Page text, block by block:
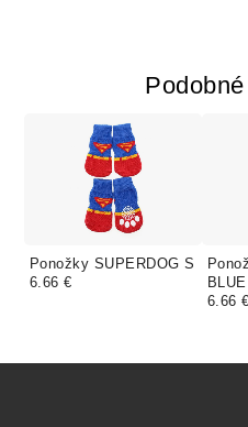
Ponožky SUPERDOG S
6.66 €
6.66 €